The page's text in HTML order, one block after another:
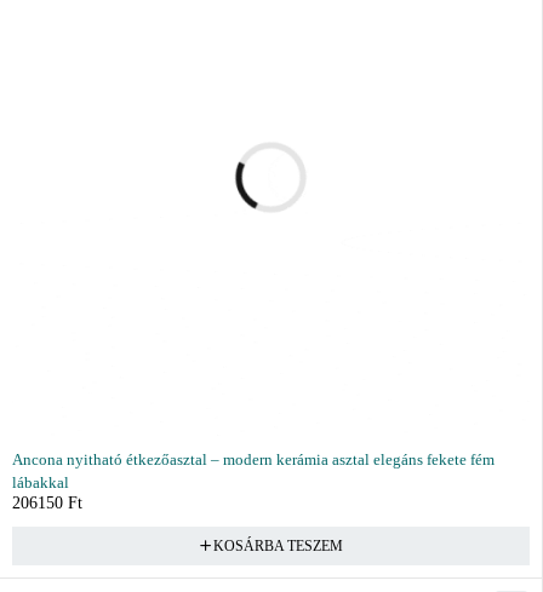
Ancona nyitható étkezőasztal – modern kerámia asztal elegáns fekete fém
lábakkal
206150 Ft
KOSÁRBA TESZEM